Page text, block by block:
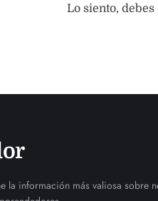
Lo siento,
la información más valiosa sobre